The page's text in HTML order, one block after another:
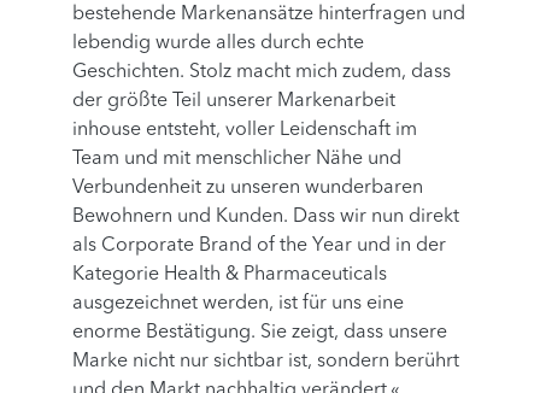
bestehende Markenansätze hinterfragen und
lebendig wurde alles durch echte
Geschichten. Stolz macht mich zudem, dass
der größte Teil unserer Markenarbeit
inhouse entsteht, voller Leidenschaft im
Team und mit menschlicher Nähe und
Verbundenheit zu unseren wunderbaren
Bewohnern und Kunden. Dass wir nun direkt
als Corporate Brand of the Year und in der
Kategorie Health & Pharmaceuticals
ausgezeichnet werden, ist für uns eine
enorme Bestätigung. Sie zeigt, dass unsere
Marke nicht nur sichtbar ist, sondern berührt